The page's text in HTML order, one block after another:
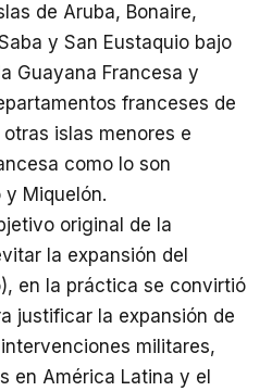
de Aruba, Bonaire,
y San Eustaquio bajo
Guayana Francesa y
franceses de
islas menores e
como lo son
y Miquelón.
original de la
la expansión del
en la práctica se convirtió
justificar la expansión de
militares,
en América Latina y el